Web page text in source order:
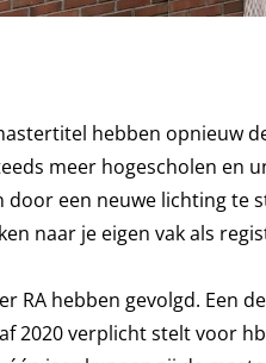
hebben opnieuw
meer hogescholen en
een neuwe lichting te
naar je eigen vak als
RA hebben gevolgd. Een
2020 verplicht stelt voor